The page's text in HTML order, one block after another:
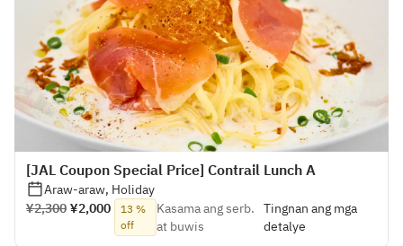
[JAL Coupon Special Price] Contrail Lunch A
Araw-araw, Holiday
¥2,300 ¥2,000
13 %
off
Kasama ang serb.
at buwis
Tingnan ang mga
detalye